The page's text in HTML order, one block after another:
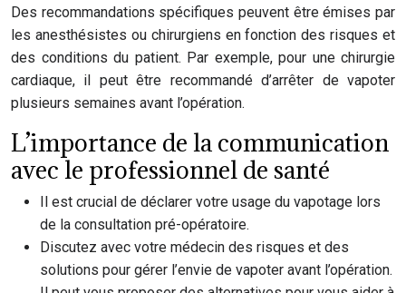
Des recommandations spécifiques peuvent être émises par
les anesthésistes ou chirurgiens en fonction des risques et
des conditions du patient. Par exemple, pour une chirurgie
cardiaque, il peut être recommandé d’arrêter de vapoter
plusieurs semaines avant l’opération.
L’importance de la communication
avec le professionnel de santé
Il est crucial de déclarer votre usage du vapotage lors
de la consultation pré-opératoire.
Discutez avec votre médecin des risques et des
solutions pour gérer l’envie de vapoter avant l’opération.